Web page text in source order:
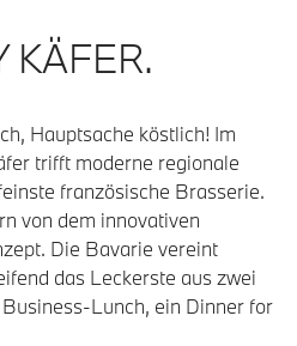
KÄFER.
Hauptsache köstlich! Im
trifft moderne regionale
französische Brasserie.
von dem innovativen
Die Bavarie vereint
das Leckerste aus zwei
Lunch, ein Dinner for